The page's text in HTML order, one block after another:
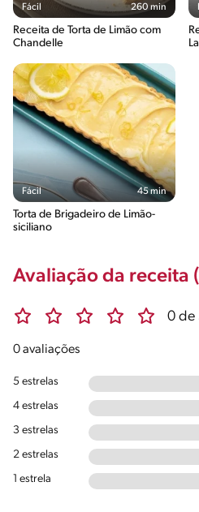
Fácil 260 min
Receita de Torta de Limão com
Chandelle
Fácil 45 min
Torta de Brigadeiro de Limão-
siciliano
Avaliação da receita
0 de
0 avaliações
5 estrelas
4 estrelas
3 estrelas
2 estrelas
1 estrela